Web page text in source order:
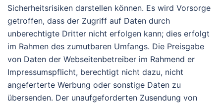
Sicherheitsrisiken darstellen können. Es wird Vorsorge
getroffen, dass der Zugriff auf Daten durch
unberechtigte Dritter nicht erfolgen kann; dies erfolgt
im Rahmen des zumutbaren Umfangs. Die Preisgabe
von Daten der Webseitenbetreiber im Rahmend er
Impressumspflicht, berechtigt nicht dazu, nicht
angeferterte Werbung oder sonstige Daten zu
übersenden. Der unaufgeforderten Zusendung von